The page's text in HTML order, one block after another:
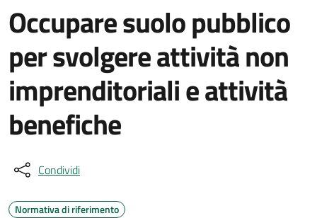
Occupare suolo pubblico
per svolgere attività non
imprenditoriali e attività
benefiche
Condividi
Normativa di riferimento